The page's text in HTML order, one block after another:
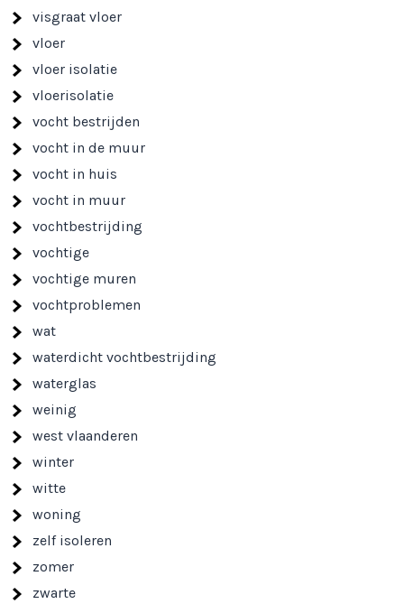
visgraat vloer
vloer
vloer isolatie
vloerisolatie
vocht bestrijden
vocht in de muur
vocht in huis
vocht in muur
vochtbestrijding
vochtige
vochtige muren
vochtproblemen
wat
waterdicht vochtbestrijding
waterglas
weinig
west vlaanderen
winter
witte
woning
zelf isoleren
zomer
zwarte